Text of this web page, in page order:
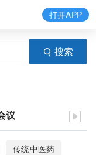
搜索
打开APP
议
传统中医药